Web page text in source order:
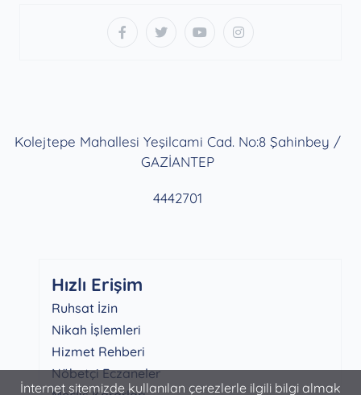
İnternet sitemizde kullanılan çerezlerle ilgili bilgi almak
Kolejtepe Mahallesi Yeşilcami Cad. No:8 Şahinbey /
GAZİANTEP
4442701
Hızlı Erişim
Ruhsat İzin
Nikah İşlemleri
Hizmet Rehberi
Nöbetçi Eczaneler